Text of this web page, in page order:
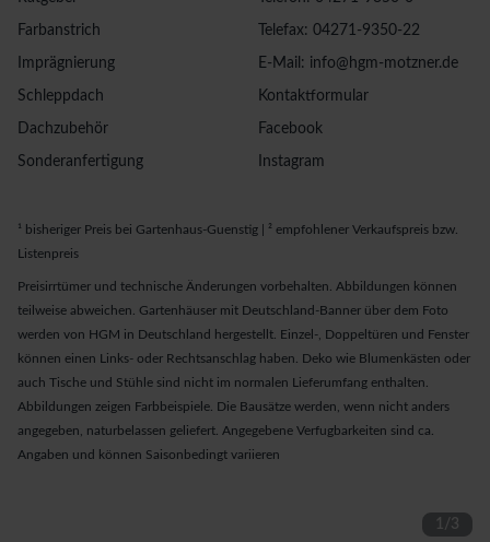
1/3
Farbanstrich
Imprägnierung
Schleppdach
Dachzubehör
Sonderanfertigung
Telefax: 04271-9350-22
E-Mail: info@hgm-motzner.de
Kontaktformular
Facebook
Instagram
¹ bisheriger Preis bei Gartenhaus-Guenstig | ² empfohlener Verkaufspreis bzw.
Listenpreis
Preisirrtümer und technische Änderungen vorbehalten. Abbildungen können
teilweise abweichen. Gartenhäuser mit Deutschland-Banner über dem Foto
werden von HGM in Deutschland hergestellt. Einzel-, Doppeltüren und Fenster
können einen Links- oder Rechtsanschlag haben. Deko wie Blumenkästen oder
auch Tische und Stühle sind nicht im normalen Lieferumfang enthalten.
Abbildungen zeigen Farbbeispiele. Die Bausätze werden, wenn nicht anders
angegeben, naturbelassen geliefert. Angegebene Verfugbarkeiten sind ca.
Angaben und können Saisonbedingt variieren